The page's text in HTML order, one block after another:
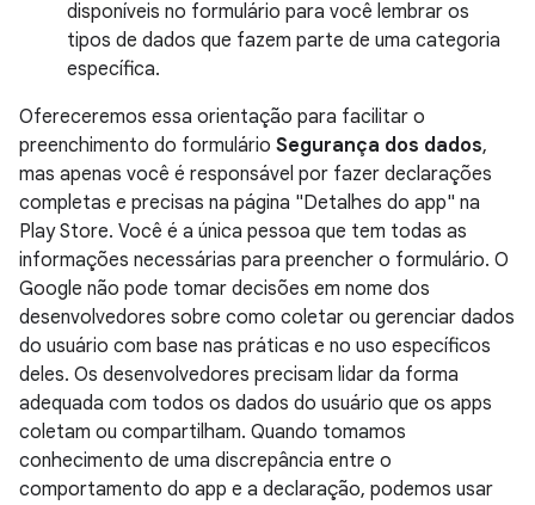
disponíveis no formulário para você lembrar os
tipos de dados que fazem parte de uma categoria
específica.
Ofereceremos essa orientação para facilitar o
preenchimento do formulário Segurança dos dados,
mas apenas você é responsável por fazer declarações
completas e precisas na página "Detalhes do app" na
Play Store. Você é a única pessoa que tem todas as
informações necessárias para preencher o formulário. O
Google não pode tomar decisões em nome dos
desenvolvedores sobre como coletar ou gerenciar dados
do usuário com base nas práticas e no uso específicos
deles. Os desenvolvedores precisam lidar da forma
adequada com todos os dados do usuário que os apps
coletam ou compartilham. Quando tomamos
conhecimento de uma discrepância entre o
comportamento do app e a declaração, podemos usar